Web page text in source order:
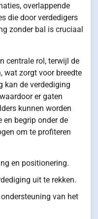
overlappende
die door verdedigers
zonder bal is cruciaal
centrale rol, terwijl de
wat zorgt voor breedte
kan de verdediging
er gaten
kunnen worden
begrip onder de
om te profiteren
en positionering.
uit te rekken.
van het